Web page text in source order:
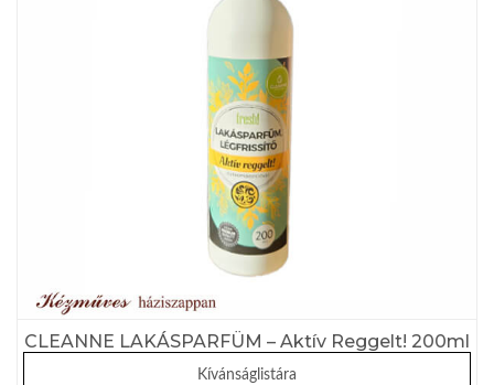
CLEANNE LAKÁSPARFÜM – Aktív Reggelt! 200ml
Kívánságlistára